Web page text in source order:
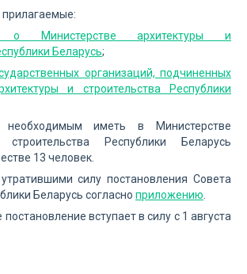
прилагаемые:
о Министерстве архитектуры и
Беларусь;
организаций, подчиненных
и строительства Республики
иметь в Министерстве
Республики Беларусь
13 человек.
силу постановления Совета
Беларусь согласно приложению
вступает в силу с 1 августа